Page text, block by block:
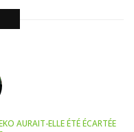
AURAIT-ELLE ÉTÉ ÉCARTÉE